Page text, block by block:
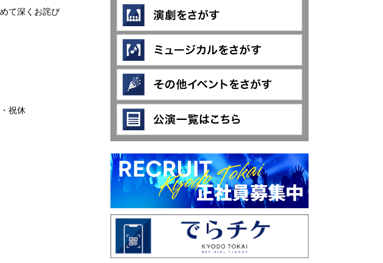
て深くお詫び
祝休